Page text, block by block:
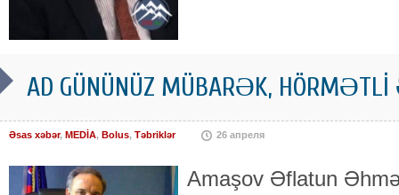
AD GÜNÜNÜZ MÜBARƏK, HÖRMƏTLİ
Əsas xəbər, MEDİA, Bolus, Təbriklər 26 апреля
Amaşov Əflatun